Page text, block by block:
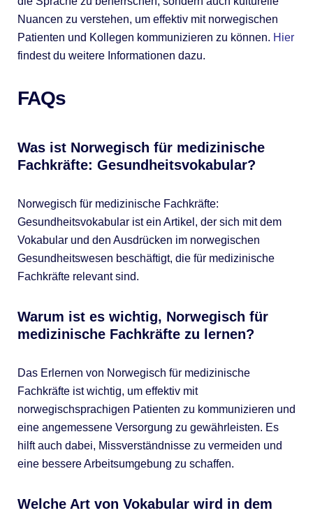
Nuancen zu verstehen, um effektiv mit norwegischen
Patienten und Kollegen kommunizieren zu können. Hier
findest du weitere Informationen dazu.
FAQs
Was ist Norwegisch für medizinische
Fachkräfte: Gesundheitsvokabular?
Norwegisch für medizinische Fachkräfte:
Gesundheitsvokabular ist ein Artikel, der sich mit dem
Vokabular und den Ausdrücken im norwegischen
Gesundheitswesen beschäftigt, die für medizinische
Fachkräfte relevant sind.
Warum ist es wichtig, Norwegisch für
medizinische Fachkräfte zu lernen?
Das Erlernen von Norwegisch für medizinische
Fachkräfte ist wichtig, um effektiv mit
norwegischsprachigen Patienten zu kommunizieren und
eine angemessene Versorgung zu gewährleisten. Es
hilft auch dabei, Missverständnisse zu vermeiden und
eine bessere Arbeitsumgebung zu schaffen.
Welche Art von Vokabular wird in dem